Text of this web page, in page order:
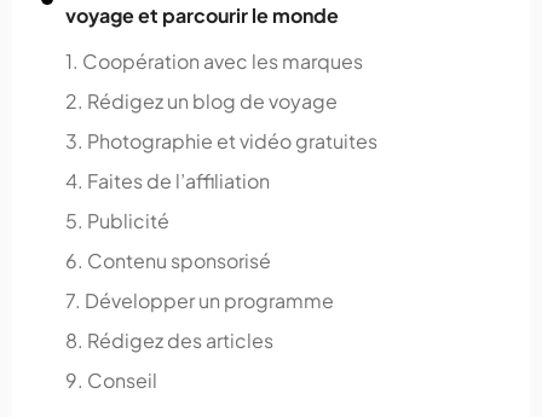
voyage et parcourir le monde
1. Coopération avec les marques
2. Rédigez un blog de voyage
3. Photographie et vidéo gratuites
4. Faites de l’affiliation
5. Publicité
6. Contenu sponsorisé
7. Développer un programme
8. Rédigez des articles
9. Conseil